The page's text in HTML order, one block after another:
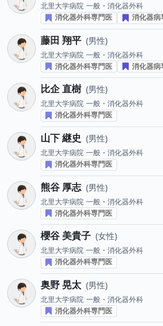
北里大学病院 一般・消化器外科
消化器外科専門医
消化器病
藤田 翔平 男性
北里大学病院 一般・消化器外科
消化器外科専門医
消化器病
比企 直樹 男性
北里大学病院 一般・消化器外科
消化器外科専門医
山下 継史 男性
北里大学病院 一般・消化器外科
消化器外科専門医
熊谷 厚志 男性
北里大学病院 一般・消化器外科
消化器外科専門医
櫻谷 美貴子 女性
北里大学病院 一般・消化器外科
消化器外科専門医
奥野 晃太 男性
北里大学病院 一般・消化器外科
消化器外科専門医